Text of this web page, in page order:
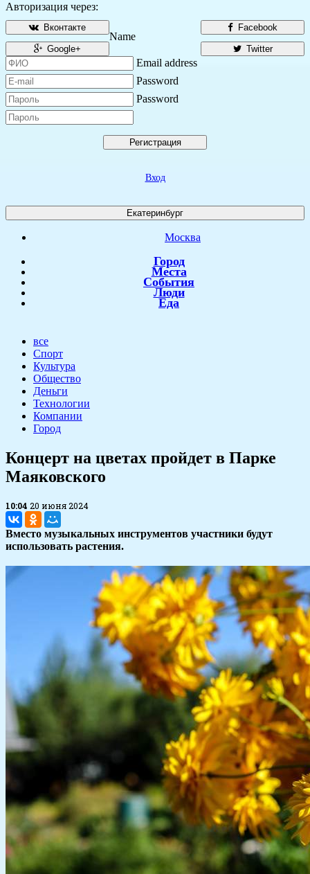
Авторизация через:
Facebook
Вконтакте
Twitter
Google+
Name
Email address
Password
Password
Регистрация
Вход
Екатеринбург
Москва
Город
Места
События
Люди
Еда
все
Спорт
Культура
Общество
Деньги
Технологии
Компании
Город
Концерт на цветах пройдет в Парке
Маяковского
10:04 20 июня 2024
Вместо музыкальных инструментов участники будут
использовать растения.